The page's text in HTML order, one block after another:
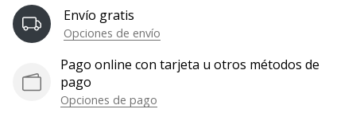
¡Te
queremos
en
nuestro
equipo!
Envío gratis
Opciones de envío
Pago online con tarjeta u otros métodos de
pago
Opciones de pago